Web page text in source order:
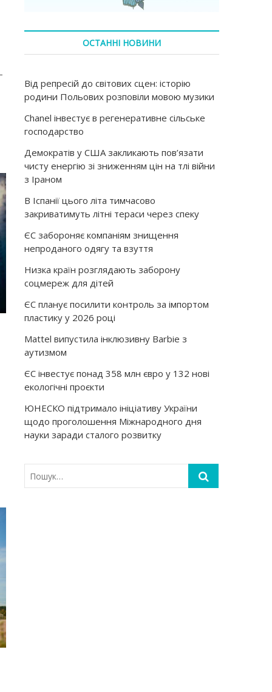
ОСТАННІ НОВИНИ
Від репресій до світових сцен: історію
родини Польових розповіли мовою музики
Chanel інвестує в регенеративне сільське
господарство
Демократів у США закликають пов’язати
чисту енергію зі зниженням цін на тлі війни
з Іраном
В Іспанії цього літа тимчасово
закриватимуть літні тераси через спеку
ЄС забороняє компаніям знищення
непроданого одягу та взуття
Низка країн розглядають заборону
соцмереж для дітей
ЄС планує посилити контроль за імпортом
пластику у 2026 році
Mattel випустила інклюзивну Barbie з
аутизмом
ЄС інвестує понад 358 млн євро у 132 нові
екологічні проєкти
ЮНЕСКО підтримало ініціативу України
щодо проголошення Міжнародного дня
науки заради сталого розвитку